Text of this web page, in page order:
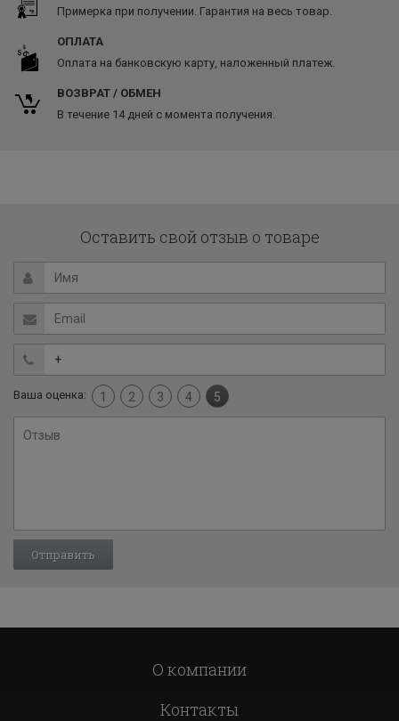
Примерка при получении. Гарантия на весь товар.
ОПЛАТА
Оплата на банковскую карту, наложенный платеж.
ВОЗВРАТ / ОБМЕН
В течение 14 дней с момента получения.
Оставить свой отзыв о товаре
Ваша оценка: 1 2 3 4 5
О компании
Контакты